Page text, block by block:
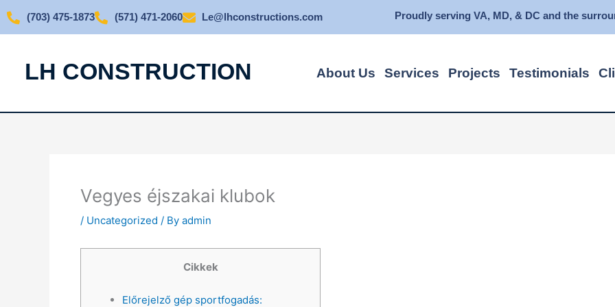
to
(703) 475-1873 (571) 471-2060 Le@lhconstructions.com Proudly serving VA, MD, & DC and the
LH CONSTRUCTION About Us Services Projects Testimonials
Vegyes éjszakai klubok
/ Uncategorized / By admin
Cikkek
Előrejelző gép sportfogadás: